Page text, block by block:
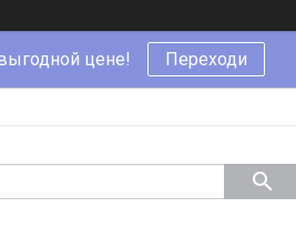
цене! Переходи